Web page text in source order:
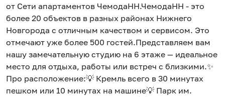
от Сети апартаментов ЧемодаНН.ЧемодаНН - это
более 20 объектов в разных районах Нижнего
Новгорода с отличным качеством и сервисом. Это
отмечают уже более 500 гостей.Представляем вам
нашу замечательную студию на 6 этаже — идеальное
место для отдыха, работы или встреч с близкими.✨
Про расположение:💡 Кремль всего в 30 минутах
пешком или 10 минутах на машине💡 Парк им.